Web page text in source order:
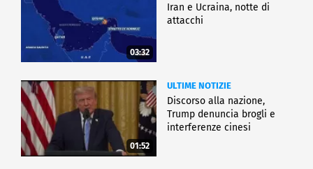
03:32
Iran e Ucraina, notte di
attacchi
01:52
ULTIME NOTIZIE
Discorso alla nazione,
Trump denuncia brogli e
interferenze cinesi